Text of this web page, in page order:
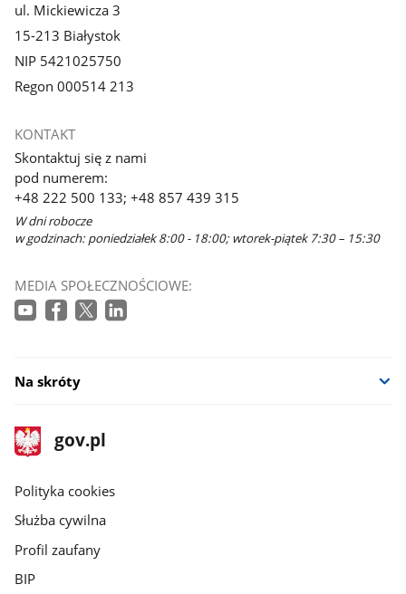
ul. Mickiewicza 3
15-213 Białystok
NIP 5421025750
Regon 000514 213
KONTAKT
Skontaktuj się z nami
pod numerem:
+48 222 500 133; +48 857 439 315
W dni robocze
w godzinach: poniedziałek 8:00 - 18:00; wtorek-piątek 7:30 – 15:30
MEDIA SPOŁECZNOŚCIOWE:
Na skróty
stopka
gov.pl
Strona
gov.pl
gov.pl
Polityka cookies
Służba cywilna
Profil zaufany
BIP